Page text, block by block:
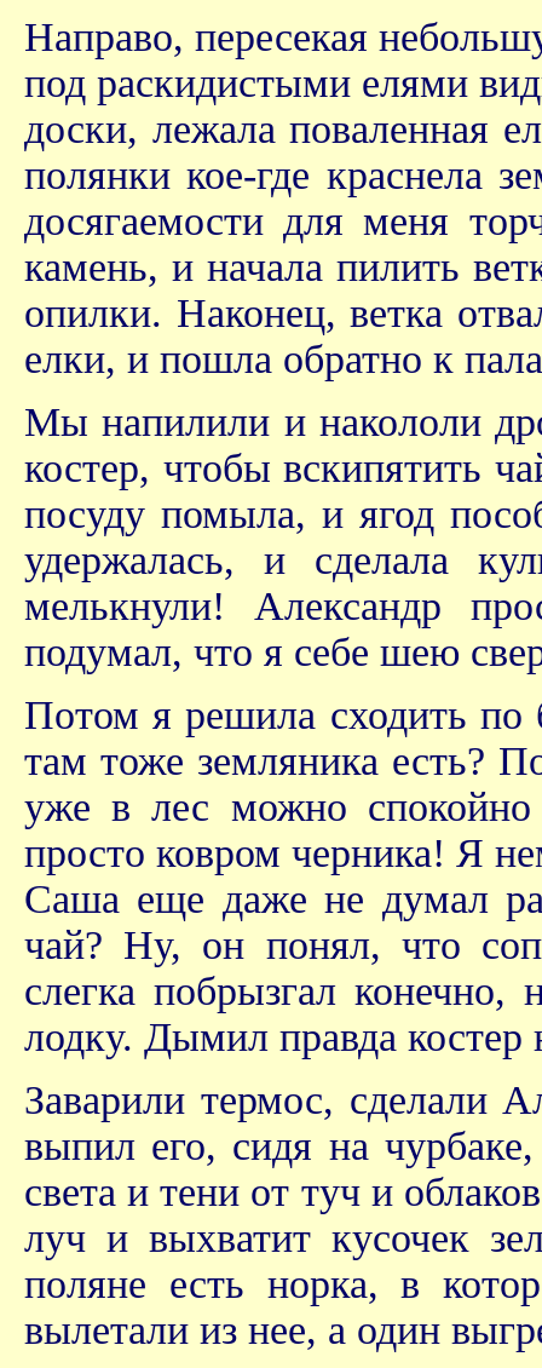
Направо, пересекая
под раскидистыми елями
доски, лежала поваленная
полянки кое-где краснела
досягаемости для меня
камень, и начала пилить
опилки. Наконец, ветка
елки, и пошла обратно к
Мы напилили и накололи
костер, чтобы вскипятить
посуду помыла, и ягод
удержалась, и сделала
мелькнули! Александр
подумал, что я себе шею
Потом я решила сходить по
там тоже земляника есть?
уже в лес можно спокойно
просто ковром черника! Я
Саша еще даже не думал
чай? Ну, он понял, что
слегка побрызгал
лодку. Дымил правда костер
Заварили термос, сделали
выпил его, сидя на
света и тени от туч и
луч и выхватит кусочек
поляне есть норка, в
вылетали из нее, а один